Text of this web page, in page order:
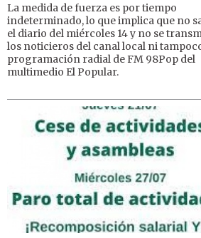
La medida de fuerza es por tiempo
indeterminado, lo que implica que no
el diario del miércoles 14 y no se
los noticieros del canal local ni
programación radial de FM 98Pop del
multimedio El Popular.